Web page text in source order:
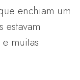
enchiam um
estavam
muitas